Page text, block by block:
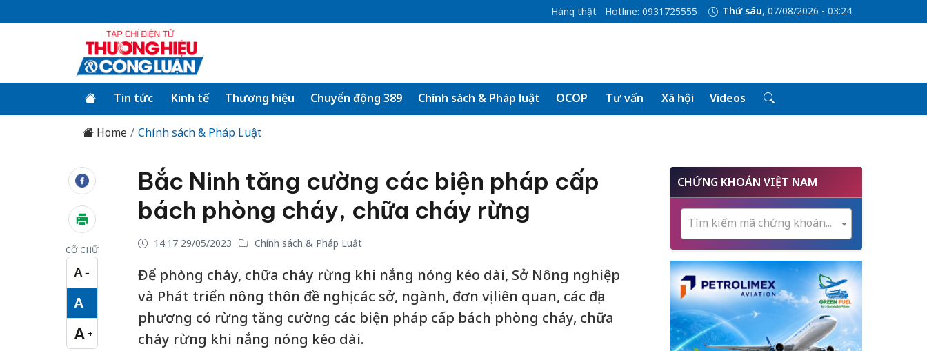
Hàng thật Hotline: 0931725555 Thứ sáu, 07/08/2026 - 03:24
Tin tức Kinh tế Thương hiệu Chuyển động 389 Chính sách & Pháp luật OCOP Tư vấn Xã hội Videos
Home Chính sách & Pháp Luật
CỠ CHỮ
A −
Cỡ chữ nhỏ
A
Cỡ chữ vừa
A +
Cỡ chữ lớn
Bắc Ninh tăng cường các biện pháp cấp
bách phòng cháy, chữa cháy rừng
14:17 29/05/2023 Chính sách & Pháp Luật
Để phòng cháy, chữa cháy rừng khi nắng nóng kéo dài, Sở Nông nghiệp
và Phát triển nông thôn đề nghị các sở, ngành, đơn vị liên quan, các địa
phương có rừng tăng cường các biện pháp cấp bách phòng cháy, chữa
cháy rừng khi nắng nóng kéo dài.
CHỨNG KHOÁN VIỆT NAM
Tìm kiếm mã chứng khoán...